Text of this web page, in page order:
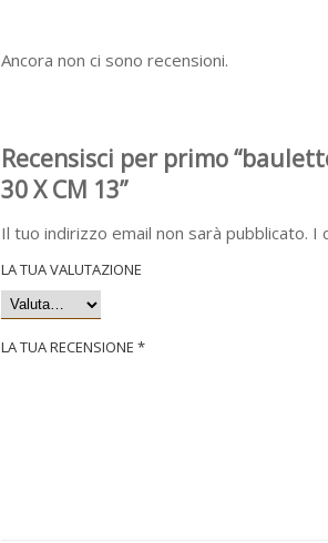
Ancora non ci sono recensioni.
Recensisci per primo
30 X CM 13”
Il tuo indirizzo email non sarà pubblicato. I
LA TUA VALUTAZIONE
LA TUA RECENSIONE *